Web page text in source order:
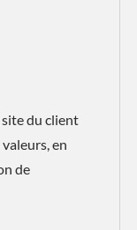
du client
en
de